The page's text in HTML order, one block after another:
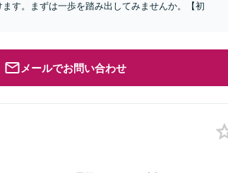
す。まずは一歩を踏み出してみませんか。【初
メールでお問い合わせ